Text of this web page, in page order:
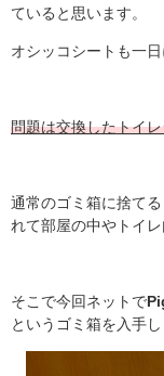
ていると思います。
オシッコシートも一日
問題は交換したトイ
通常のゴミ箱に捨て
れて部屋の中やトイ
そこで今回ネットで
というゴミ箱を入手し